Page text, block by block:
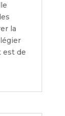
la
est de